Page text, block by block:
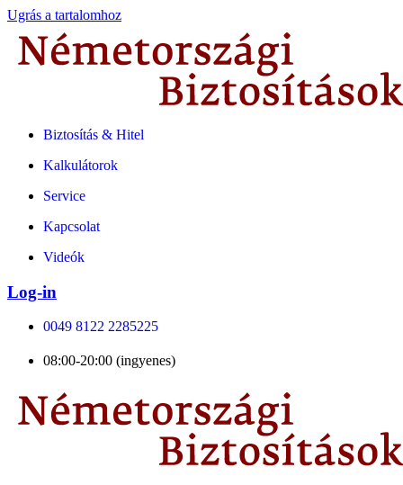
Ugrás a tartalomhoz
Biztosítás & Hitel
Kalkulátorok
Service
Kapcsolat
Videók
Log-in
0049 8122 2285225
08:00-20:00 (ingyenes)